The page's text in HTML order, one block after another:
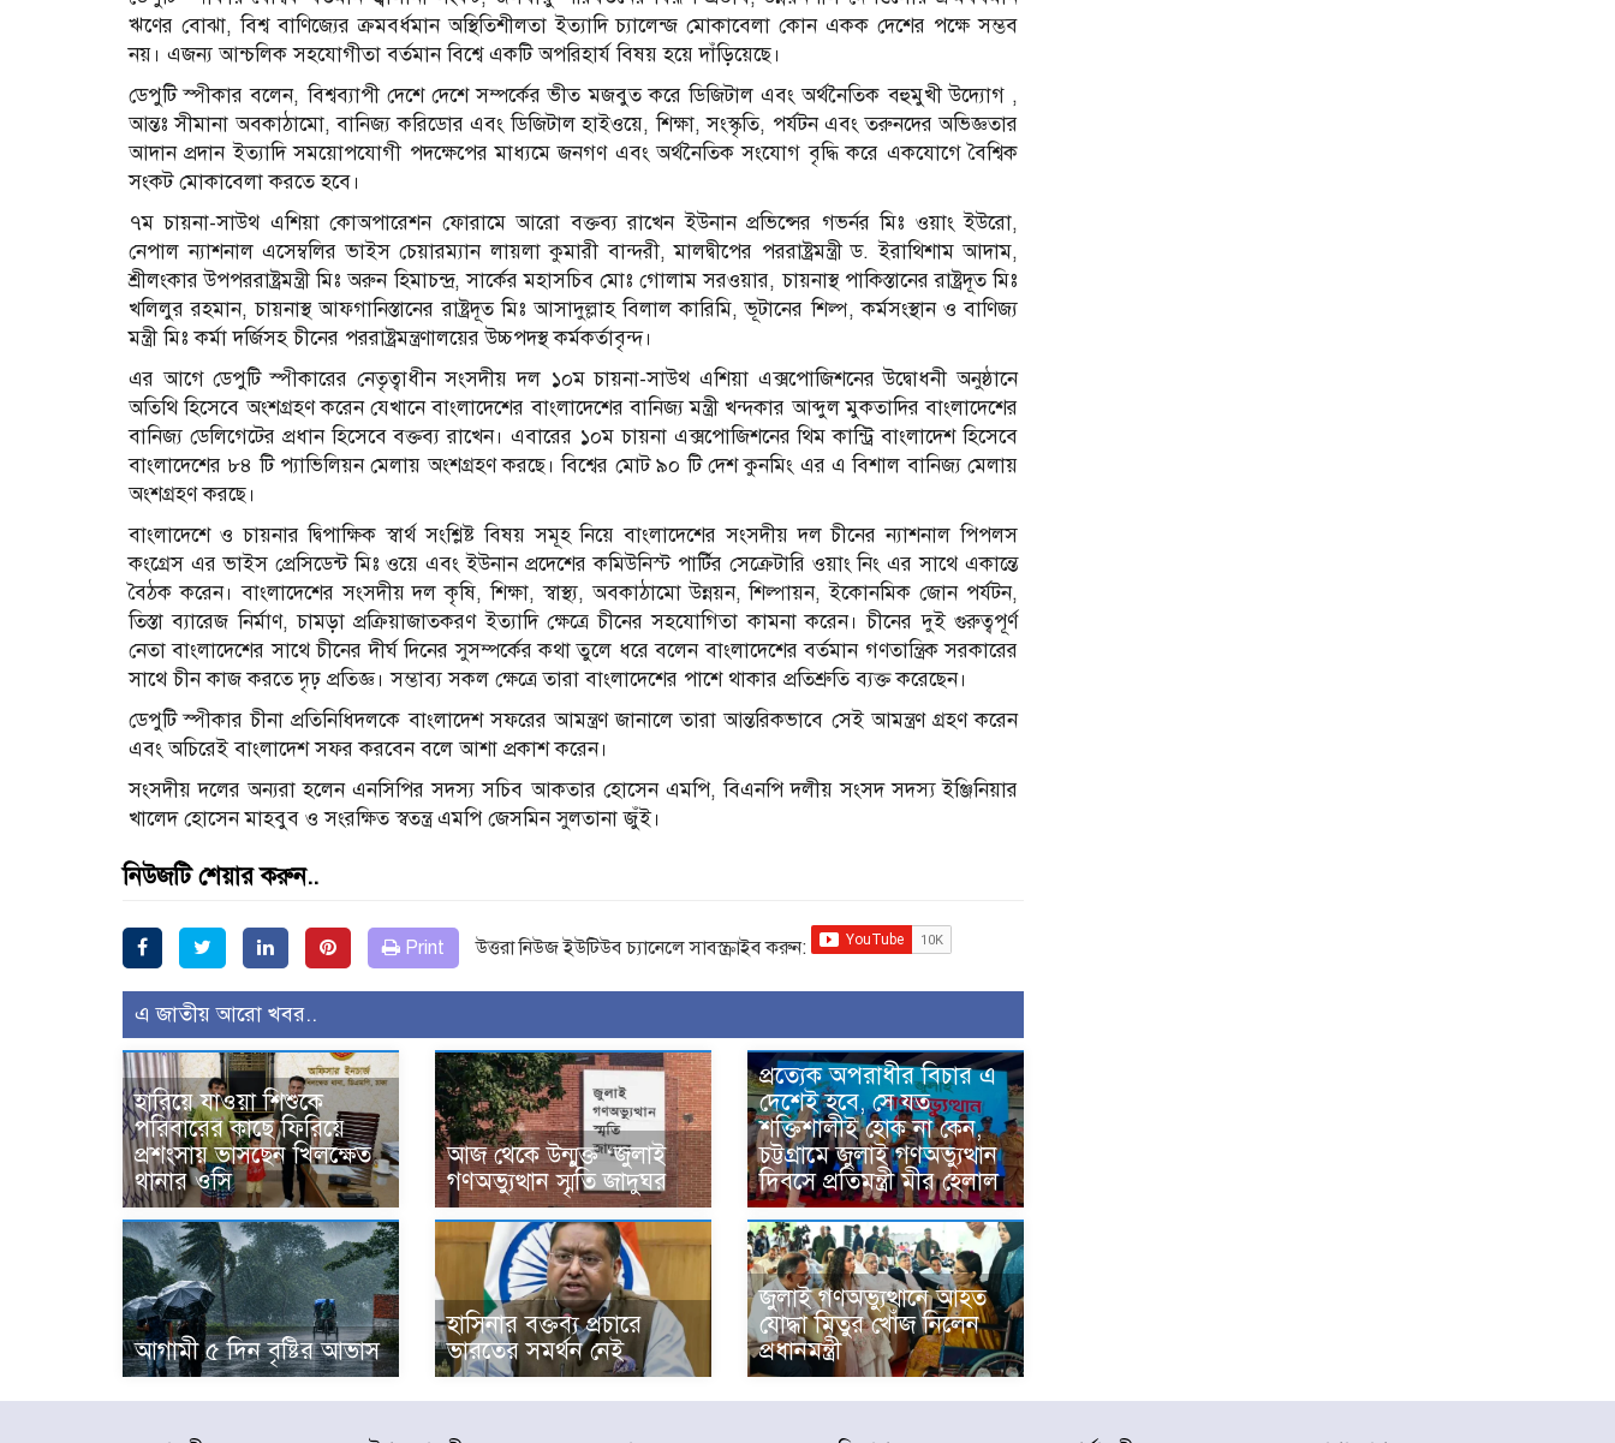
ঋণের বোঝা, বিশ্ব বাণিজ্যের ক্রমবর্ধমান অস্থিতিশীলতা ইত্যাদি চ‍্যালেন্জ মোকাবেলা কোন একক দেশের পক্ষে সম্ভব
নয়। এজন‍্য আন্চলিক সহযোগীতা বর্তমান বিশ্বে একটি অপরিহার্য বিষয় হয়ে দাঁড়িয়েছে।
ডেপুটি স্পীকার বলেন, বিশ্বব্যাপী দেশে দেশে সম্পর্কের ভীত মজবুত করে ডিজিটাল এবং অর্থনৈতিক বহুমুখী উদ্যোগ ,
আন্তঃ সীমানা অবকাঠামো, বানিজ্য করিডোর এবং ডিজিটাল হাইওয়ে, শিক্ষা, সংস্কৃতি, পর্যটন এবং তরুনদের অভিজ্ঞতার
আদান প্রদান ইত্যাদি সময়োপযোগী পদক্ষেপের মাধ্যমে জনগণ এবং অর্থনৈতিক সংযোগ বৃদ্ধি করে একযোগে বৈশ্বিক
সংকট মোকাবেলা করতে হবে।
৭ম চায়না-সাউথ এশিয়া কোঅপারেশন ফোরামে আরো বক্তব্য রাখেন ইউনান প্রভিন্সের গভর্নর মিঃ ওয়াং ইউরো,
নেপাল ন‍্যাশনাল এসেম্বলির ভাইস চেয়ারম্যান লায়লা কুমারী বান্দরী, মালদ্বীপের পররাষ্ট্রমন্ত্রী ড. ইরাথিশাম আদাম,
শ্রীলংকার উপপররাষ্ট্রমন্ত্রী মিঃ অরুন হিমাচন্দ্র, সার্কের মহাসচিব মোঃ গোলাম সরওয়ার, চায়নাস্থ পাকিস্তানের রাষ্ট্রদূত মিঃ
খলিলুর রহমান, চায়নাস্থ আফগানিস্তানের রাষ্ট্রদূত মিঃ আসাদুল্লাহ বিলাল কারিমি, ভূটানের শিল্প, কর্মসংস্থান ও বাণিজ্য
মন্ত্রী মিঃ কর্মা দর্জিসহ চীনের পররাষ্ট্রমন্ত্রণালয়ের উচ্চপদস্থ কর্মকর্তাবৃন্দ।
এর আগে ডেপুটি স্পীকারের নেতৃত্বাধীন সংসদীয় দল ১০ম চায়না-সাউথ এশিয়া এক্সপোজিশনের উদ্বোধনী অনুষ্ঠানে
অতিথি হিসেবে অংশগ্রহণ করেন যেখানে বাংলাদেশের বাংলাদেশের বানিজ‍্য মন্ত্রী খন্দকার আব্দুল মুকতাদির বাংলাদেশের
বানিজ্য ডেলিগেটের প্রধান হিসেবে বক্তব্য রাখেন। এবারের ১০ম চায়না এক্সপোজিশনের থিম কান্ট্রি বাংলাদেশ হিসেবে
বাংলাদেশের ৮৪ টি প্যাভিলিয়ন মেলায় অংশগ্রহণ করছে। বিশ্বের মোট ৯০ টি দেশ কুনমিং এর এ বিশাল বানিজ‍্য মেলায়
অংশগ্রহণ করছে।
বাংলাদেশে ও চায়নার দ্বিপাক্ষিক স্বার্থ সংশ্লিষ্ট বিষয় সমূহ নিয়ে বাংলাদেশের সংসদীয় দল চীনের ন‍্যাশনাল পিপলস
কংগ্রেস এর ভাইস প্রেসিডেন্ট মিঃ ওয়ে এবং ইউনান প্রদেশের কমিউনিস্ট পার্টির সেক্রেটারি ওয়াং নিং এর সাথে একান্তে
বৈঠক করেন। বাংলাদেশের সংসদীয় দল কৃষি, শিক্ষা, স্বাস্থ্য, অবকাঠামো উন্নয়ন, শিল্পায়ন, ইকোনমিক জোন পর্যটন,
তিস্তা ব‍্যারেজ নির্মাণ, চামড়া প্রক্রিয়াজাতকরণ ইত্যাদি ক্ষেত্রে চীনের সহযোগিতা কামনা করেন। চীনের দুই গুরুত্বপূর্ণ
নেতা বাংলাদেশের সাথে চীনের দীর্ঘ দিনের সুসম্পর্কের কথা তুলে ধরে বলেন বাংলাদেশের বর্তমান গণতান্ত্রিক সরকারের
সাথে চীন কাজ করতে দৃঢ় প্রতিজ্ঞ। সম্ভাব্য সকল ক্ষেত্রে তারা বাংলাদেশের পাশে থাকার প্রতিশ্রুতি ব্যক্ত করেছেন।
ডেপুটি স্পীকার চীনা প্রতিনিধিদলকে বাংলাদেশ সফরের আমন্ত্রণ জানালে তারা আন্তরিকভাবে সেই আমন্ত্রণ গ্রহণ করেন
এবং অচিরেই বাংলাদেশ সফর করবেন বলে আশা প্রকাশ করেন।
সংসদীয় দলের অন‍্যরা হলেন এনসিপির সদস‍্য সচিব আকতার হোসেন এমপি, বিএনপি দলীয় সংসদ সদস্য ইঞ্জিনিয়ার
খালেদ হোসেন মাহবুব ও সংরক্ষিত স্বতন্ত্র এমপি জেসমিন সুলতানা জুঁই।
নিউজটি শেয়ার করুন..
Print উত্তরা নিউজ ইউটিউব চ্যানেলে সাবস্ক্রাইব করুন:
এ জাতীয় আরো খবর..
হারিয়ে যাওয়া শিশুকে
পরিবারের কাছে ফিরিয়ে
প্রশংসায় ভাসছেন খিলক্ষেত
থানার ওসি
আজ থেকে উন্মুক্ত ‘জুলাই
গণঅভ্যুত্থান স্মৃতি জাদুঘর
প্রত্যেক অপরাধীর বিচার এ
দেশেই হবে, সে যত
শক্তিশালীই হোক না কেন,
চট্টগ্রামে জুলাই গণঅভ্যুত্থান
দিবসে প্রতিমন্ত্রী মীর হেলাল
আগামী ৫ দিন বৃষ্টির আভাস
হাসিনার বক্তব্য প্রচারে
ভারতের সমর্থন নেই
জুলাই গণঅভ্যুত্থানে আহত
যোদ্ধা মিতুর খোঁজ নিলেন
প্রধানমন্ত্রী